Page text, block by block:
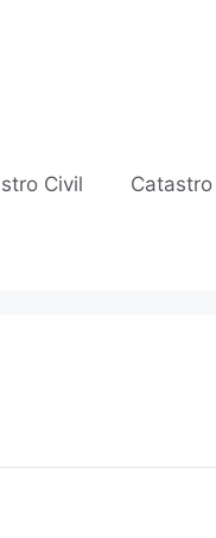
Civil Catastro